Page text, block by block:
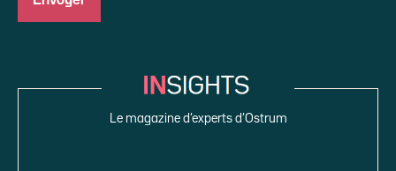
Le magazine d’experts d’Ostrum